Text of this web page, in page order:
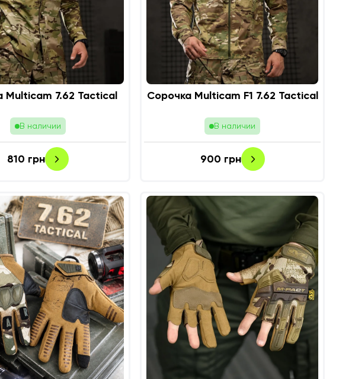
Сорочка Multicam 7.62 Tactical
В наличии
810 грн
Сорочка Multicam F1 7.62 Tactical
В наличии
900 грн